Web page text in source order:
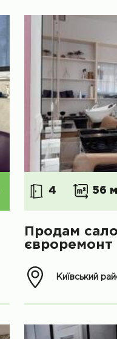
4 56 м
Продам
євроремонт
Київський